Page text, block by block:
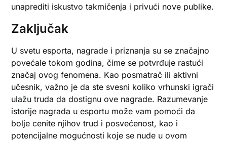
unaprediti iskustvo takmičenja i privući nove publike.
Zaključak
U svetu esporta, nagrade i priznanja su se značajno
povećale tokom godina, čime se potvrđuje rastući
značaj ovog fenomena. Kao posmatrač ili aktivni
učesnik, važno je da ste svesni koliko vrhunski igrači
ulažu truda da dostignu ove nagrade. Razumevanje
istorije nagrada u esportu može vam pomoći da
bolje cenite njihov trud i posvećenost, kao i
potencijalne mogućnosti koje se nude u ovom